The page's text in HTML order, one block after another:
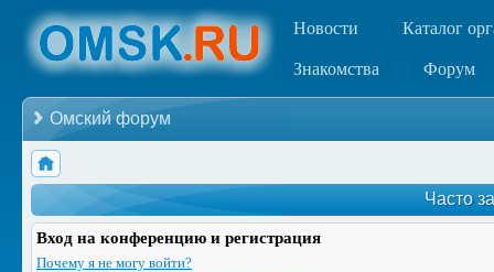
Новости Каталог
Знакомства Форум
Омский форум
Часто
Вход на конференцию и регистрация
Почему я не могу войти?